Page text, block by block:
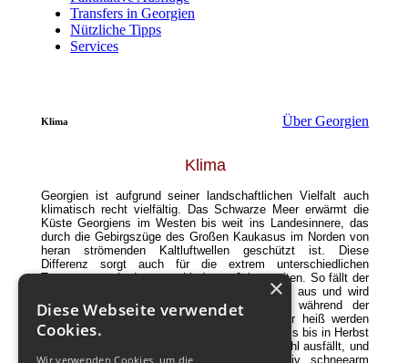
Transfers in Georgien
Nützliche Tipps
Services
Klima Über Georgien
Klima
Georgien ist aufgrund seiner landschaftlichen Vielfalt auch
klimatisch recht vielfältig.
Das Schwarze Meer erwärmt die
Küste Georgiens im Westen bis weit ins Landesinnere, das
durch die Gebirgszüge des Großen Kaukasus im Norden von
heran strömenden Kaltluftwellen geschützt ist. Diese
Differenz sorgt auch für die extrem unterschiedlichen
Temperaturen in den verschiedenen Jahreszeiten. So fällt der
Frühling in Georgien beispielsweise sehr kurz aus und wird
von heftigen Klimaschwankungen begleitet, während der
Sommer entsprechend länger anhält und sehr heiß werden
kann. Die heiße Jahreszeit streckt ihren Einfluss bis in Herbst
aus, der ebenfalls eher warm als regnerisch-kühl ausfällt, und
auch der Winter ist in Georgien als relativ schneearm
×
Diese Webseite verwendet
Cookies.
Wir verwenden Cookies, um die